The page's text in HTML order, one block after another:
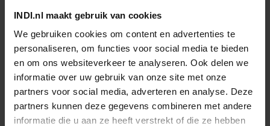
INDI.nl maakt gebruik van cookies
We gebruiken cookies om content en advertenties te
personaliseren, om functies voor social media te bieden
en om ons websiteverkeer te analyseren. Ook delen we
informatie over uw gebruik van onze site met onze
partners voor social media, adverteren en analyse. Deze
partners kunnen deze gegevens combineren met andere
informatie die u aan ze heeft verstrekt of die ze hebben
x 141 mm ECE Mazon
Artikelnummer: WB51272
− Aantal +